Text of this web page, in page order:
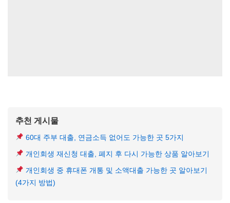
추천 게시물
60대 주부 대출, 연금소득 없어도 가능한 곳 5가지
개인회생 재신청 대출, 폐지 후 다시 가능한 상품 알아보기
개인회생 중 휴대폰 개통 및 소액대출 가능한 곳 알아보기
(4가지 방법)